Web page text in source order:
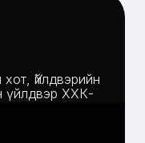
Үйлдвэрийн
үйлдвэр ХХК-